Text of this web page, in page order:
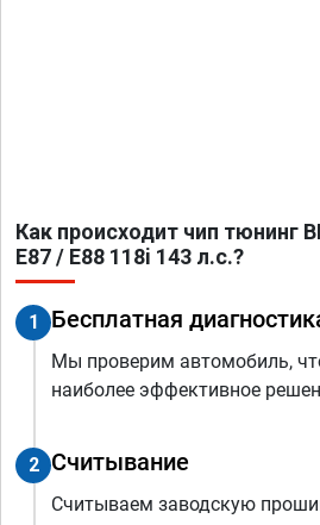
Как происходит чип тюнинг
E87 / E88 118i 143 л.с.?
1 Бесплатная
Мы проверим автомобиль,
наиболее эффективное
2 Считывание
Считываем заводскую